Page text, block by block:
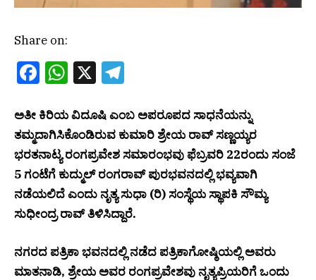
Share on:
Facebook
WhatsApp
X
ಅತೀ ಕಿರಿಯ ವಿದೂಷಿ ಎಂಬ ಅಪರೂಪದ ಸಾಧನೆಯನ್ನು
ತಮ್ಮದಾಗಿಸಿಕೊಂಡಿರುವ ಕುಮಾರಿ ಶ್ರೇಯ ರಾವ್ ಸಣ್ಣಯ್ಯರ
ಭರತನಾಟ್ಯ ರಂಗಪ್ರವೇಶ ಸಮಾರಂಭವು ಫೆಬ್ರವರಿ 22ರಂದು ಸಂಜೆ
5 ಗಂಟೆಗೆ ಕುದ್ಮುಲ್ ರಂಗರಾವ್ ಪುರಭವನದಲ್ಲಿ ಭವ್ಯವಾಗಿ
ನಡೆಯಲಿದೆ ಎಂದು ನೃತ್ಯ ಸುಧಾ (ರಿ) ಸಂಸ್ಥೆಯ ಸ್ಥಾಪಕಿ ಸೌಮ್ಯ
ಸುಧೀಂದ್ರ ರಾವ್ ತಿಳಿಸಿದ್ದಾರೆ.
ನಗರದ ಪತ್ರಿಕಾ ಭವನದಲ್ಲಿ ನಡೆದ ಪತ್ರಿಕಾಗೋಷ್ಠಿಯಲ್ಲಿ ಅವರು
ಮಾತನಾಡಿ, ಶ್ರೇಯ ಅವರ ರಂಗಪ್ರವೇಶವು ನೃತ್ಯಪ್ರಿಯರಿಗೆ ಒಂದು